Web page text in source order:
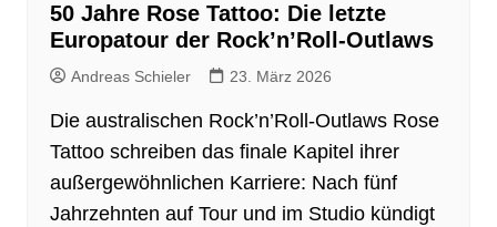
50 Jahre Rose Tattoo: Die letzte
Europatour der Rock’n’Roll-Outlaws
Andreas Schieler 23. März 2026
Die australischen Rock’n’Roll-Outlaws Rose
Tattoo schreiben das finale Kapitel ihrer
außergewöhnlichen Karriere: Nach fünf
Jahrzehnten auf Tour und im Studio kündigt